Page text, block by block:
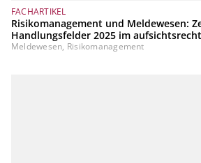
FACHARTIKEL
Risikomanagement und Meldewesen:
Handlungsfelder 2025 im
Meldewesen, Risikomanagement